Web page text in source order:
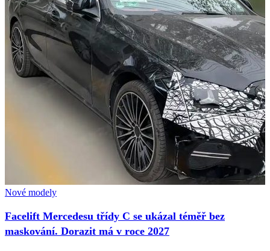
Nové modely
Facelift Mercedesu třídy C se ukázal téměř bez
maskování. Dorazit má v roce 2027